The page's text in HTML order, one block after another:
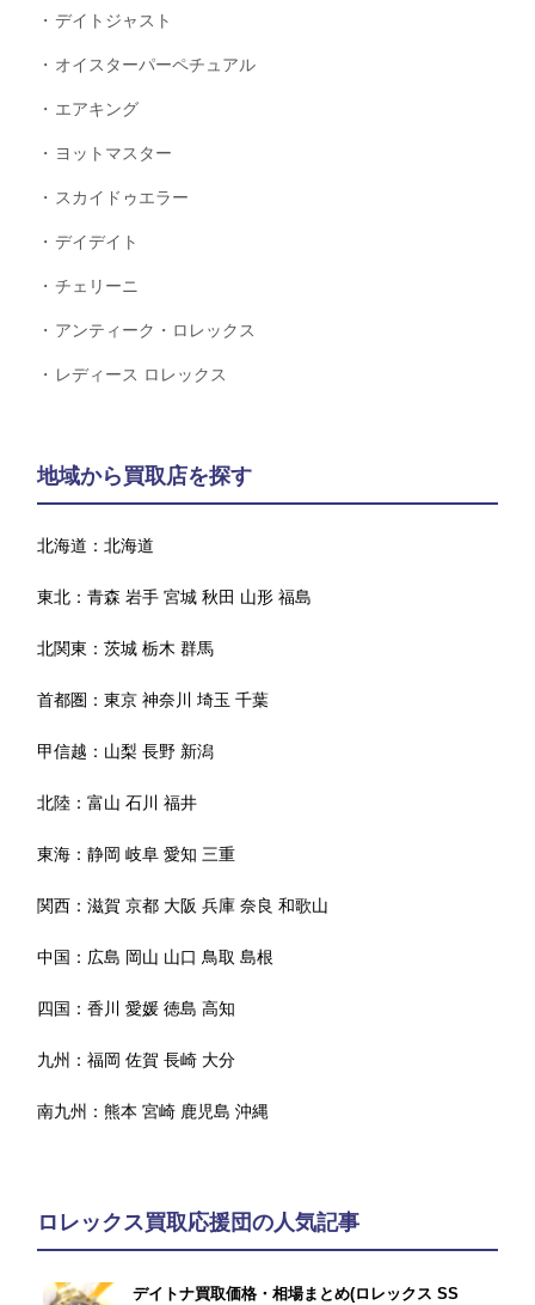
デイトジャスト
オイスターパーペチュアル
エアキング
ヨットマスター
スカイドゥエラー
デイデイト
チェリーニ
アンティーク・ロレックス
レディース ロレックス
地域から買取店を探す
北海道：北海道
東北：青森 岩手 宮城 秋田 山形 福島
北関東：茨城 栃木 群馬
首都圏：東京 神奈川 埼玉 千葉
甲信越： 山梨 長野 新潟
北陸：富山 石川 福井
東海：静岡 岐阜 愛知 三重
関西：滋賀 京都 大阪 兵庫 奈良 和歌山
中国： 広島 岡山 山口 鳥取 島根
四国：香川 愛媛 徳島 高知
九州：福岡 佐賀 長崎 大分
南九州：熊本 宮崎 鹿児島 沖縄
ロレックス買取応援団の人気記事
デイトナ買取価格・相場まとめ(ロレックス SS